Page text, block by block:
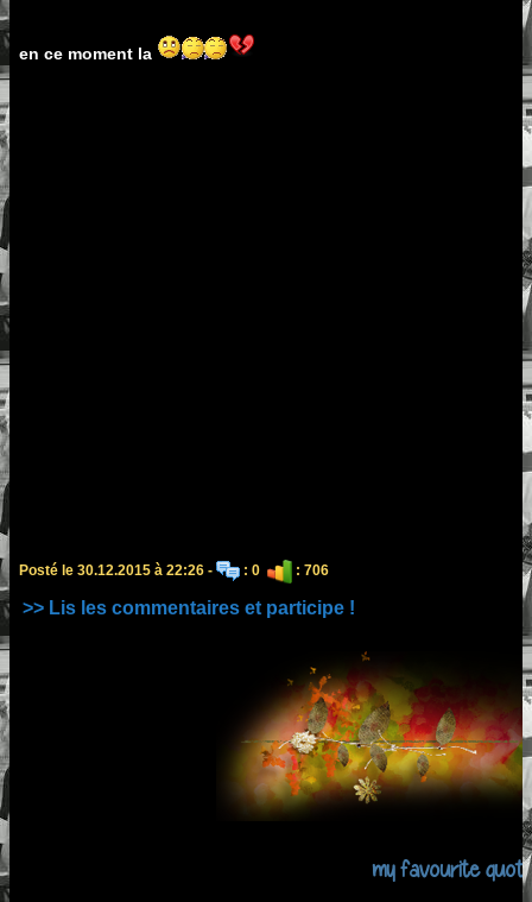
en ce moment la
Posté le 30.12.2015 à 22:26 - : 0 : 706
>> Lis les commentaires et participe !
my favourite